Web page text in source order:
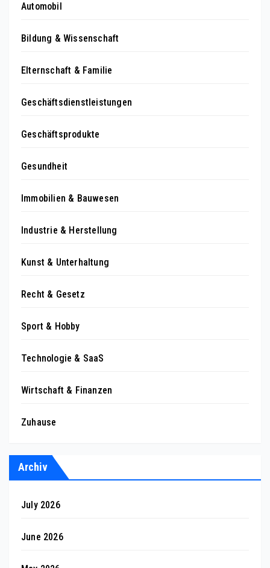
Automobil
Bildung & Wissenschaft
Elternschaft & Familie
Geschäftsdienstleistungen
Geschäftsprodukte
Gesundheit
Immobilien & Bauwesen
Industrie & Herstellung
Kunst & Unterhaltung
Recht & Gesetz
Sport & Hobby
Technologie & SaaS
Wirtschaft & Finanzen
Zuhause
Archiv
July 2026
June 2026